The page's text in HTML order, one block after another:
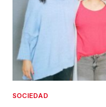
SOCIEDAD